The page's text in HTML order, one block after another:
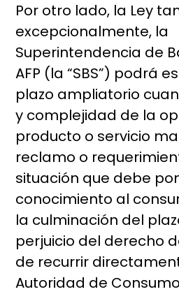
Por otro lado, la Ley
excepcionalmente, la
Superintendencia de
AFP (la “SBS”) podrá
plazo ampliatorio
y complejidad de la
producto o servicio
reclamo o
situación que debe
conocimiento al
la culminación del
perjuicio del derecho
de recurrir
Autoridad de